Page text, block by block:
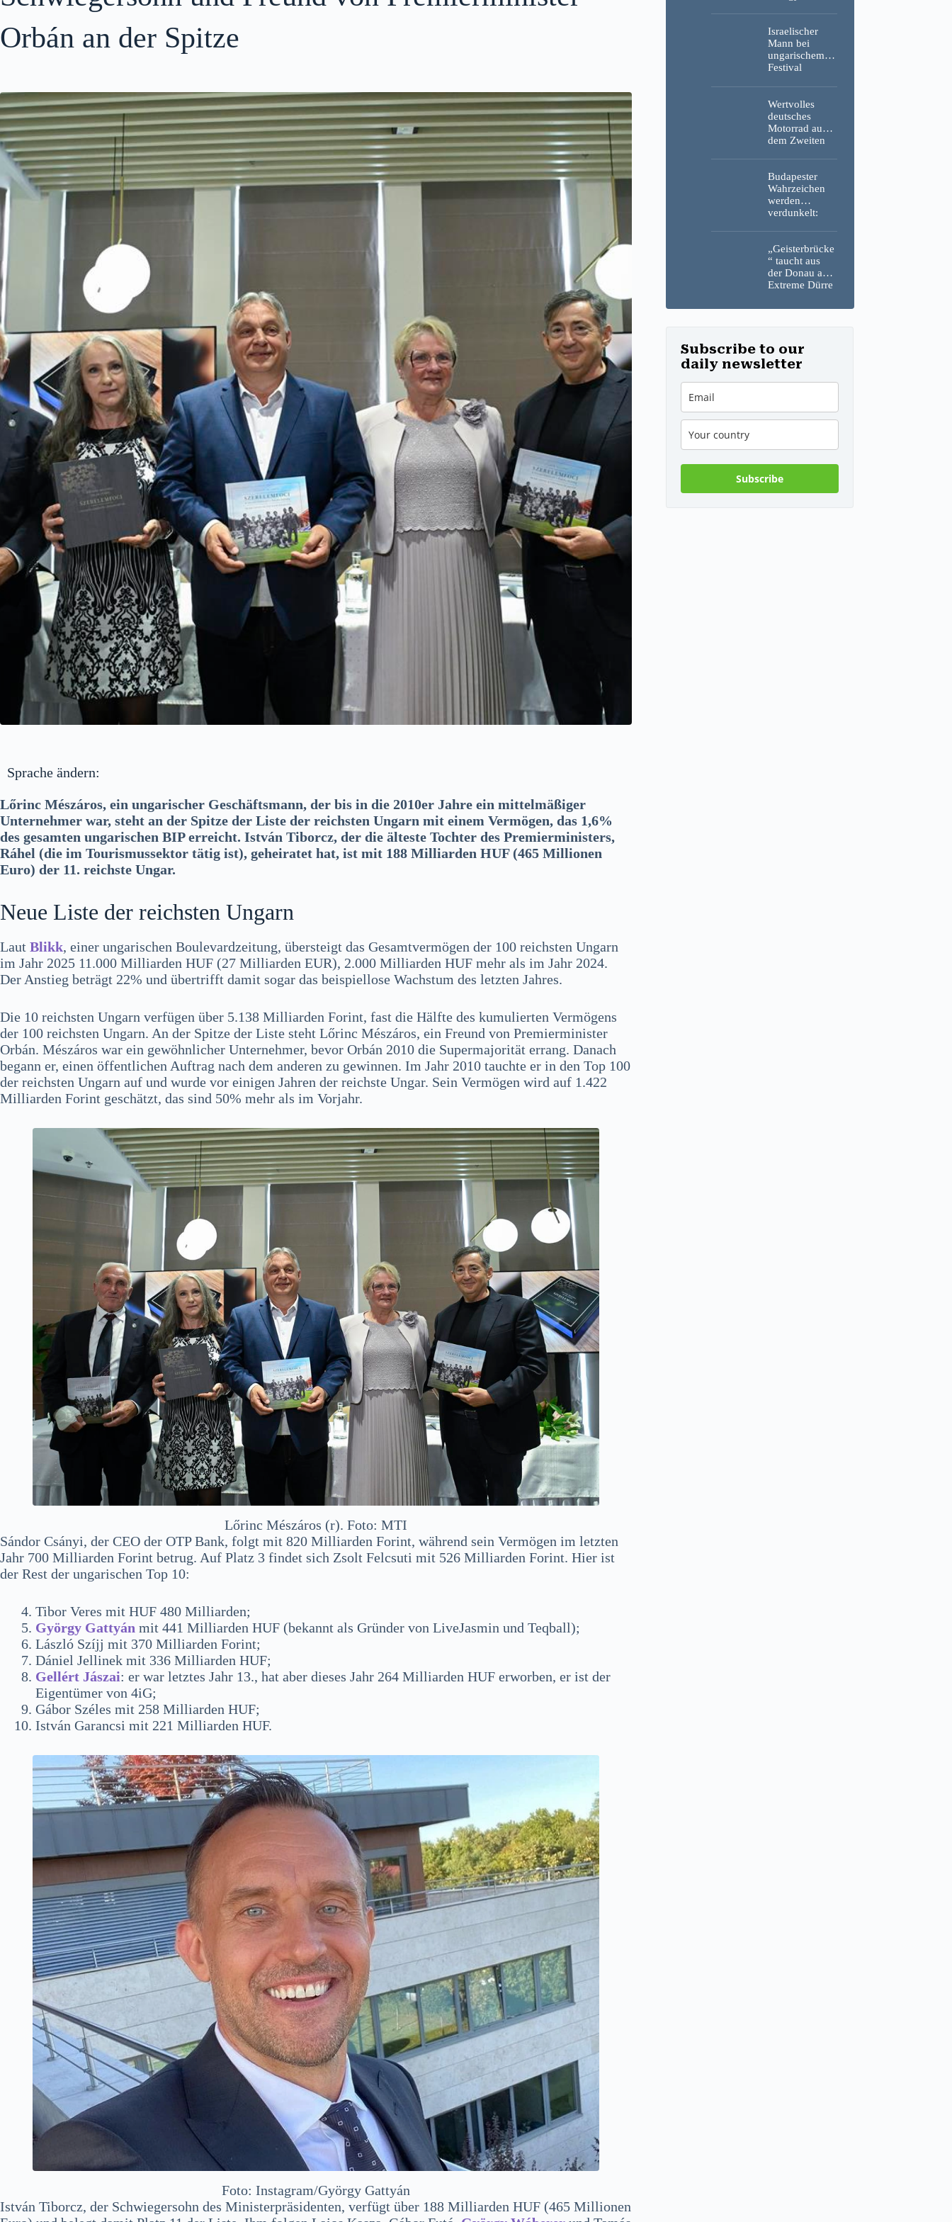
Orbán an der Spitze
Sprache ändern:
Lőrinc Mészáros, ein ungarischer Geschäftsmann, der bis in die 2010er Jahre ein mittelmäßiger
Unternehmer war, steht an der Spitze der Liste der reichsten Ungarn mit einem Vermögen, das 1,6%
des gesamten ungarischen BIP erreicht. István Tiborcz, der die älteste Tochter des Premierministers,
Ráhel (die im Tourismussektor tätig ist), geheiratet hat, ist mit 188 Milliarden HUF (465 Millionen
Euro) der 11. reichste Ungar.
Neue Liste der reichsten Ungarn
Laut Blikk, einer ungarischen Boulevardzeitung, übersteigt das Gesamtvermögen der 100 reichsten Ungarn
im Jahr 2025 11.000 Milliarden HUF (27 Milliarden EUR), 2.000 Milliarden HUF mehr als im Jahr 2024.
Der Anstieg beträgt 22% und übertrifft damit sogar das beispiellose Wachstum des letzten Jahres.
Die 10 reichsten Ungarn verfügen über 5.138 Milliarden Forint, fast die Hälfte des kumulierten Vermögens
der 100 reichsten Ungarn. An der Spitze der Liste steht Lőrinc Mészáros, ein Freund von Premierminister
Orbán. Mészáros war ein gewöhnlicher Unternehmer, bevor Orbán 2010 die Supermajorität errang. Danach
begann er, einen öffentlichen Auftrag nach dem anderen zu gewinnen. Im Jahr 2010 tauchte er in den Top 100
der reichsten Ungarn auf und wurde vor einigen Jahren der reichste Ungar. Sein Vermögen wird auf 1.422
Milliarden Forint geschätzt, das sind 50% mehr als im Vorjahr.
Lőrinc Mészáros (r). Foto: MTI
Sándor Csányi, der CEO der OTP Bank, folgt mit 820 Milliarden Forint, während sein Vermögen im letzten
Jahr 700 Milliarden Forint betrug. Auf Platz 3 findet sich Zsolt Felcsuti mit 526 Milliarden Forint. Hier ist
der Rest der ungarischen Top 10:
Tibor Veres mit HUF 480 Milliarden;
György Gattyán mit 441 Milliarden HUF (bekannt als Gründer von LiveJasmin und Teqball);
László Szíjj mit 370 Milliarden Forint;
Dániel Jellinek mit 336 Milliarden HUF;
Gellért Jászai: er war letztes Jahr 13., hat aber dieses Jahr 264 Milliarden HUF erworben, er ist der
Eigentümer von 4iG;
Gábor Széles mit 258 Milliarden HUF;
István Garancsi mit 221 Milliarden HUF.
Foto: Instagram/György Gattyán
István Tiborcz, der Schwiegersohn des Ministerpräsidenten, verfügt über 188 Milliarden HUF (465 Millionen
verspotten
diesmal die
Energiekrise
und das Paks-
Israelischer
Mann bei
ungarischem
Festival
Wertvolles
deutsches
Motorrad aus
dem Zweiten
Überreste und
Sprengstoff aus
der Donau in
Budapest
Budapester
Wahrzeichen
werden
verdunkelt:
der Budaer
Burg und der
Zitadelle wird
abgeschaltet
„Geisterbrücke
“ taucht aus
der Donau auf:
Extreme Dürre
verschollenes
Weltkrieg in
Budapest frei
Subscribe to our
daily newsletter
Subscribe